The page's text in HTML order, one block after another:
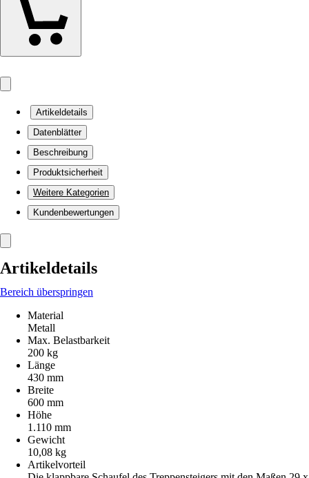
Artikeldetails
Datenblätter
Beschreibung
Produktsicherheit
Weitere Kategorien
Kundenbewertungen
Artikeldetails
Bereich überspringen
Material
Metall
Max. Belastbarkeit
200 kg
Länge
430 mm
Breite
600 mm
Höhe
1.110 mm
Gewicht
10,08 kg
Artikelvorteil